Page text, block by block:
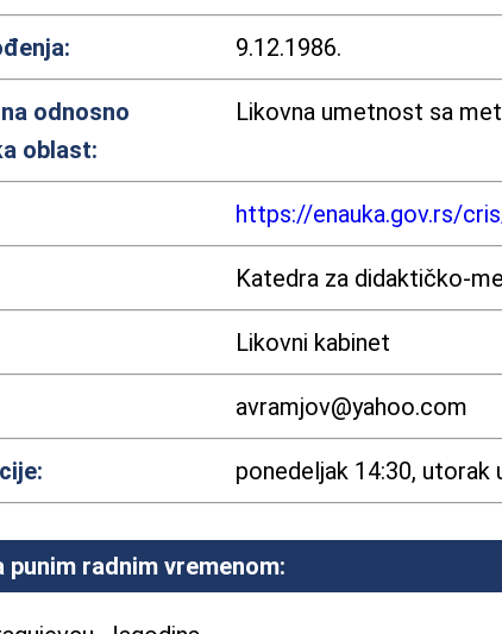
9.12.1986.
odnosno
oblast:
Likovna umetnost sa
https://enauka.gov.rs/
Katedra za didaktičko-
Likovni kabinet
avramjov@yahoo.com
ponedeljak 14:30, utorak
radnim vremenom: